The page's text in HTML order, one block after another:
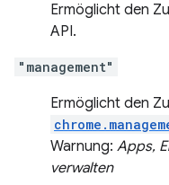
Ermöglicht den
API.
"management"
Ermöglicht den
Warnung: Apps,
verwalten